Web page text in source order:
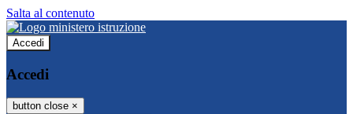
Salta al contenuto
Accedi
Accedi
button close ×